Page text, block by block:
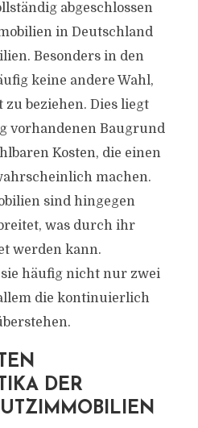
abgeschlossen
in Deutschland
Besonders in den
keine andere Wahl,
zu beziehen. Dies liegt
vorhandenen Baugrund
Kosten, die einen
machen.
sind hingegen
was durch ihr
werden kann.
häufig nicht nur zwei
die kontinuierlich
DER